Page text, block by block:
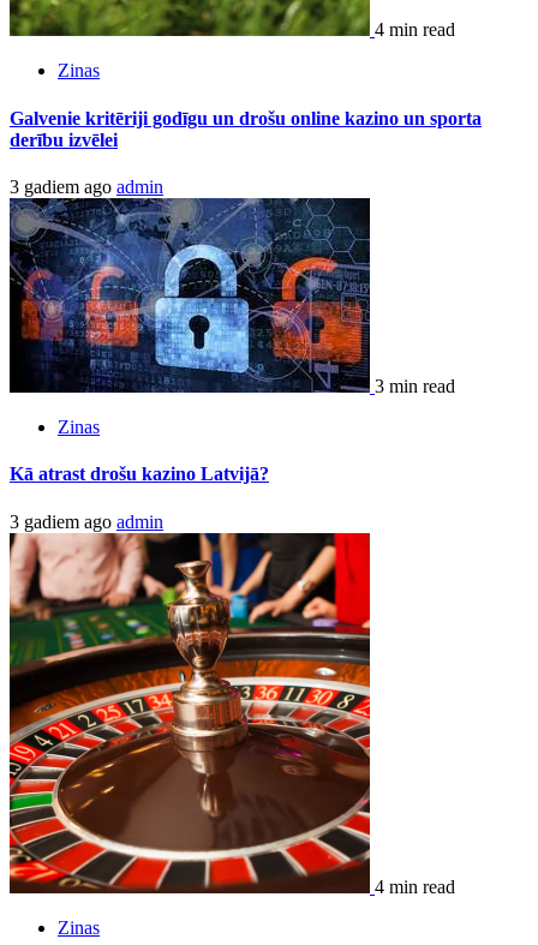
4 min read
Zinas
Galvenie kritēriji godīgu un drošu online kazino un sporta
derību izvēlei
3 gadiem ago admin
3 min read
Zinas
Kā atrast drošu kazino Latvijā?
3 gadiem ago admin
4 min read
Zinas